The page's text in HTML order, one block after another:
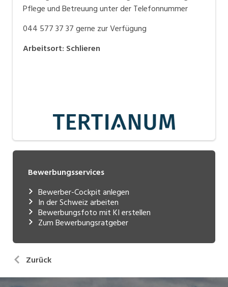
Pflege und Betreuung unter der Telefonnummer
044 577 37 37 gerne zur Verfügung
Arbeitsort: Schlieren
Bewerbungsservices
Bewerber-Cockpit anlegen
In der Schweiz arbeiten
Bewerbungsfoto mit KI erstellen
Zum Bewerbungsratgeber
Zurück